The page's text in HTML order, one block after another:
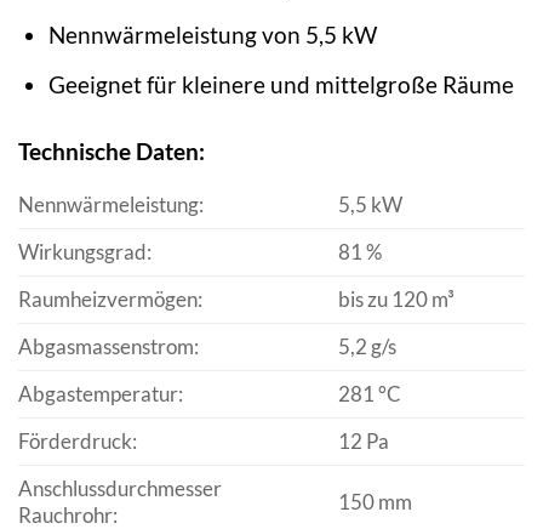
Nennwärmeleistung von 5,5 kW
Geeignet für kleinere und mittelgroße Räume
Technische Daten:
Nennwärmeleistung:
5,5 kW
Wirkungsgrad:
81 %
Raumheizvermögen:
bis zu 120 m³
Abgasmassenstrom:
5,2 g/s
Abgastemperatur:
281 °C
Förderdruck:
12 Pa
Anschlussdurchmesser
Rauchrohr:
150 mm